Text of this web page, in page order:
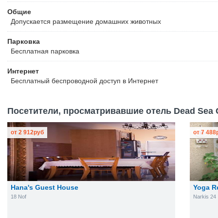
Общие
Допускается размещение домашних животных
Парковка
Бесплатная парковка
Интернет
Бесплатный беспроводной доступ в Интернет
Посетители, просматривавшие отель Dead Sea
Hana's Guest House
18 Nof
от 2 912руб
Yoga
Narkis 24
от 7 488